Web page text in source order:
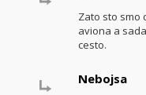
Zato sto smo
aviona a
cesto.
Nebojsa